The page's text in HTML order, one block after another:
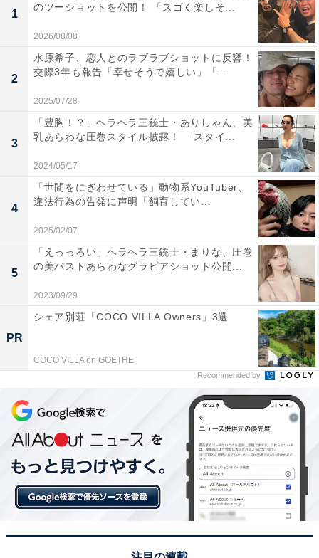
1
のツーショットを公開！ 「スゴく楽しそ...
2026/08/08
2
水原希子、恋人とのラブラブショットに反響！
交際3年も報告「幸せそうで嬉しい」「...
2025/07/28
3
「豊胸！？」ヘラヘラ三銃士・ありしゃん、美
乳あらわな圧巻スタイル披露！ 「スタイ...
2024/05/17
4
「世間をにぎわせている」動物系YouTuber、
違法行為の告発に声明「飼育してい...
2025/02/07
5
「えっっろい」ヘラヘラ三銃士・まりな、圧巻
の美バストあらわなグラビアショット公開...
2023/09/29
PR
シェア別荘「COCO VILLA Owners」3選
COCO VILLA on GOETHE
Recommended by